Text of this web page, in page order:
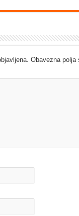
Obavezna polja